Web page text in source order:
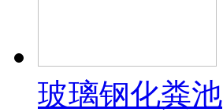
玻璃钢化粪池